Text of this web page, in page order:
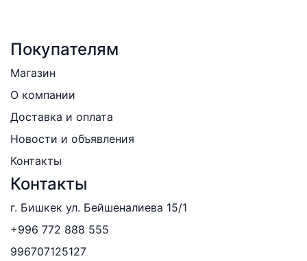
Покупателям
Магазин
О компании
Доставка и оплата
Новости и объявления
Контакты
Контакты
г. Бишкек ул. Бейшеналиева 15/1
+996 772 888 555
996707125127